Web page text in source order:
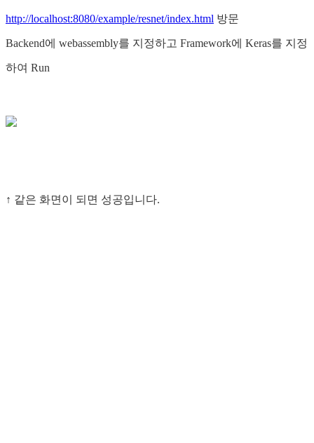
http://localhost:8080/example/resnet/index.html 방문
Backend에 webassembly를 지정하고 Framework에 Keras를 지정
하여 Run
↑ 같은 화면이 되면 성공입니다.